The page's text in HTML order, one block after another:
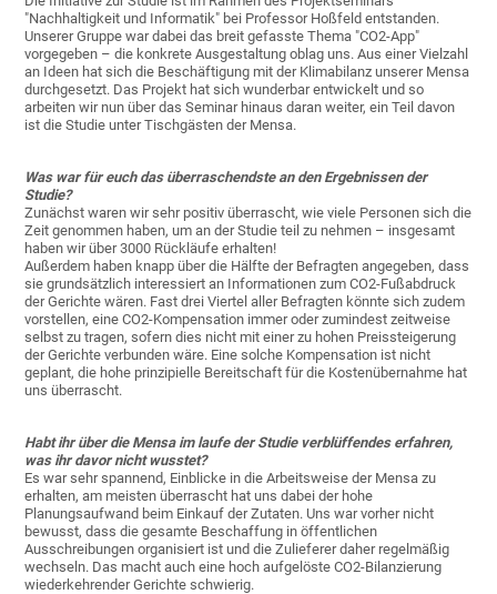
"Nachhaltigkeit und Informatik" bei Professor Hoßfeld entstanden.
Unserer Gruppe war dabei das breit gefasste Thema "CO2-App"
vorgegeben – die konkrete Ausgestaltung oblag uns. Aus einer Vielzahl
an Ideen hat sich die Beschäftigung mit der Klimabilanz unserer Mensa
durchgesetzt. Das Projekt hat sich wunderbar entwickelt und so
arbeiten wir nun über das Seminar hinaus daran weiter, ein Teil davon
ist die Studie unter Tischgästen der Mensa.
Was war für euch das überraschendste an den Ergebnissen der
Studie?
Zunächst waren wir sehr positiv überrascht, wie viele Personen sich die
Zeit genommen haben, um an der Studie teil zu nehmen – insgesamt
haben wir über 3000 Rückläufe erhalten!
Außerdem haben knapp über die Hälfte der Befragten angegeben, dass
sie grundsätzlich interessiert an Informationen zum CO2-Fußabdruck
der Gerichte wären. Fast drei Viertel aller Befragten könnte sich zudem
vorstellen, eine CO2-Kompensation immer oder zumindest zeitweise
selbst zu tragen, sofern dies nicht mit einer zu hohen Preissteigerung
der Gerichte verbunden wäre. Eine solche Kompensation ist nicht
geplant, die hohe prinzipielle Bereitschaft für die Kostenübernahme hat
uns überrascht.
Habt ihr über die Mensa im laufe der Studie verblüffendes erfahren,
was ihr davor nicht wusstet?
Es war sehr spannend, Einblicke in die Arbeitsweise der Mensa zu
erhalten, am meisten überrascht hat uns dabei der hohe
Planungsaufwand beim Einkauf der Zutaten. Uns war vorher nicht
bewusst, dass die gesamte Beschaffung in öffentlichen
Ausschreibungen organisiert ist und die Zulieferer daher regelmäßig
wechseln. Das macht auch eine hoch aufgelöste CO2-Bilanzierung
wiederkehrender Gerichte schwierig.